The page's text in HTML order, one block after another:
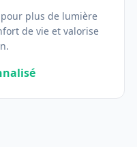
plus de lumière
de vie et valorise